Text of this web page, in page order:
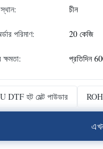
চীন
পরিমাণ: 20 কেজি
ক্ষমতা: প্রতিদিন
DTF হট মেল্ট পাউডার
এখ